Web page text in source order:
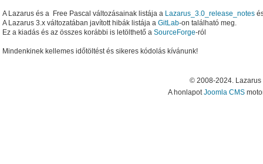
A Lazarus és a Free Pascal változásainak listája a Lazarus_3.0_release_notes
A Lazarus 3.x változatában javított hibák listája a GitLab-on található meg.
Ez a kiadás és az összes korábbi is letölthető a SourceForge-ról
Mindenkinek kellemes időtöltést és sikeres kódolás kívánunk!
© 2008-2024.
A honlapotJoomla CMS